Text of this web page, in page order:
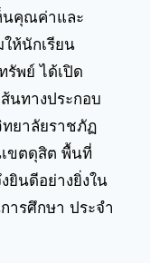
นคุณค่าและ
ห้นักเรียน
พย์ ได้เปิด
นทางประกอบ
ยาลัยราชภัฏ
ขตดุสิต พื้นที่
ยินดีอย่างยิ่งใน
ารศึกษา ประจำ